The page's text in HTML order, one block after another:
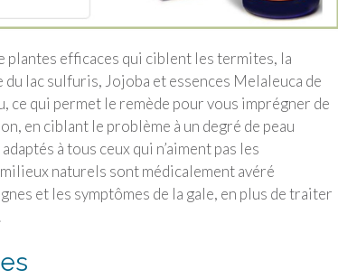
plantes efficaces qui ciblent les termites, la
lac sulfuris, Jojoba et essences Melaleuca de
ce qui permet le remède pour vous imprégner de
en ciblant le problème à un degré de peau
à tous ceux qui n’aiment pas les
naturels sont médicalement avéré
et les symptômes de la gale, en plus de traiter